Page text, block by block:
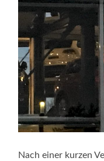
Nach einer kurzen